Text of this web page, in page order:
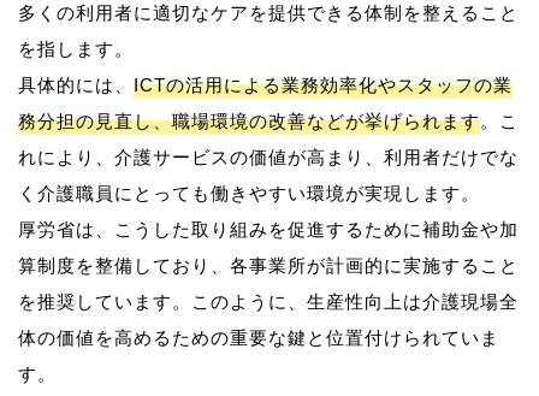
多くの利用者に適切なケアを提供できる体制を整えること
を指します。
具体的には、 ICTの活用による業務効率化やスタッフの業
務分担の見直し、職場環境の改善などが挙げられます。こ
れにより、介護サービスの価値が高まり、利用者だけでな
く介護職員にとっても働きやすい環境が実現します。
厚労省は、こうした取り組みを促進するために補助金や加
算制度を整備しており、各事業所が計画的に実施すること
を推奨しています。このように、生産性向上は介護現場全
体の価値を高めるための重要な鍵と位置付けられていま